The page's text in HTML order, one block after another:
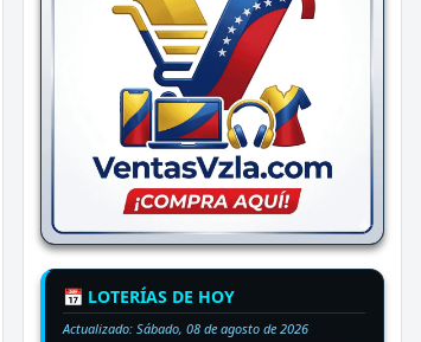
📅 LOTERÍAS DE HOY
Actualizado: Sábado, 08 de agosto de 2026